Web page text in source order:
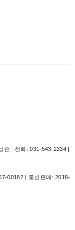
준 | 전화: 031-543-2334 |
00182| 통신판매: 2018-